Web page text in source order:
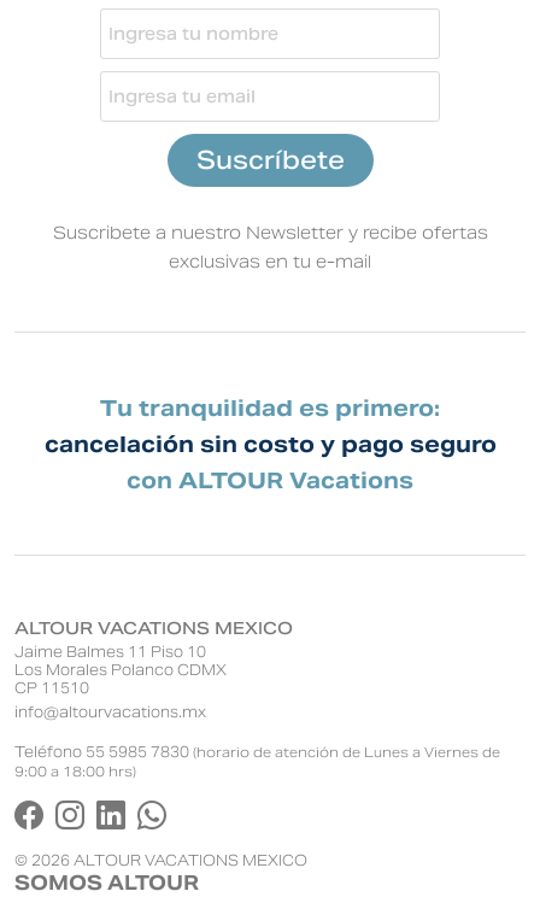
Suscribete a nuestro Newsletter y recibe ofertas
exclusivas en tu e-mail
Tu tranquilidad es primero:
cancelación sin costo y pago seguro
con ALTOUR Vacations
ALTOUR VACATIONS MEXICO
Jaime Balmes 11 Piso 10
Los Morales Polanco CDMX
CP 11510
info@altourvacations.mx
Teléfono 55 5985 7830 (horario de atención de Lunes a Viernes de
9:00 a 18:00 hrs)
© 2026 ALTOUR VACATIONS MEXICO
SOMOS ALTOUR